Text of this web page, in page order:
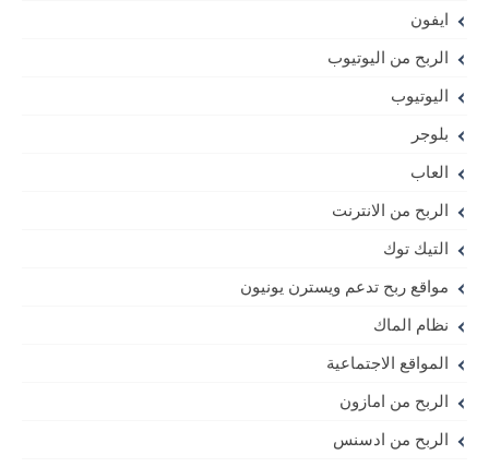
ايفون
الربح من اليوتيوب
اليوتيوب
بلوجر
العاب
الربح من الانترنت
التيك توك
مواقع ربح تدعم ويسترن يونيون
نظام الماك
المواقع الاجتماعية
الربح من امازون
الربح من ادسنس